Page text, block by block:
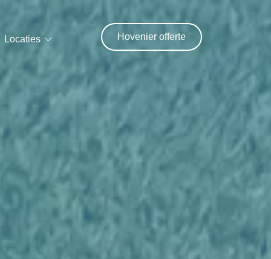
Locaties Hovenier offerte